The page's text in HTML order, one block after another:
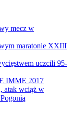
mecz w
maratonie XXIII
uczcili 95-
IMME 2017
atak wciąż w